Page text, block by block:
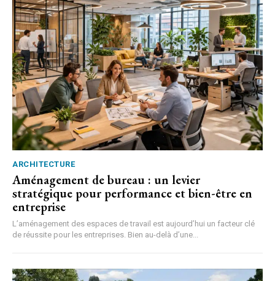
ARCHITECTURE
Aménagement de bureau : un levier
stratégique pour performance et bien-être en
entreprise
L’aménagement des espaces de travail est aujourd’hui un facteur clé
de réussite pour les entreprises. Bien au-delà d’une...